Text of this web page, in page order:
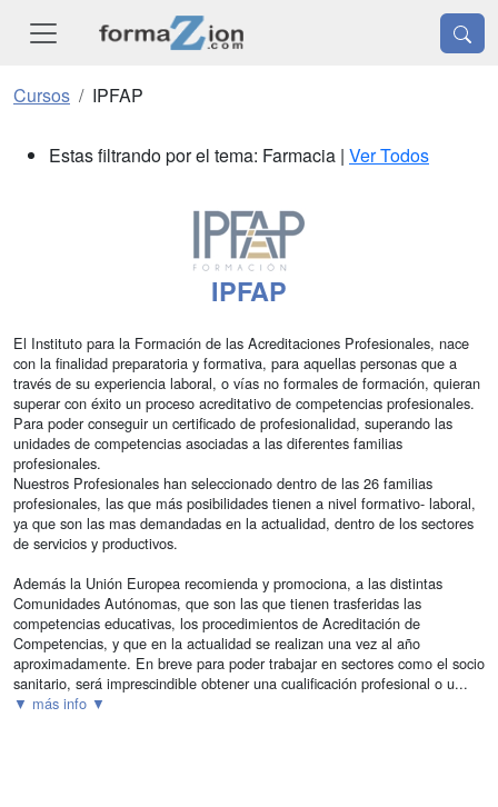
Cursos IPFAP
Estas filtrando por el tema: Farmacia | Ver Todos
IPFAP
El Instituto para la Formación de las Acreditaciones Profesionales, nace
con la finalidad preparatoria y formativa, para aquellas personas que a
través de su experiencia laboral, o vías no formales de formación, quieran
superar con éxito un proceso acreditativo de competencias profesionales.
Para poder conseguir un certificado de profesionalidad, superando las
unidades de competencias asociadas a las diferentes familias
profesionales.
Nuestros Profesionales han seleccionado dentro de las 26 familias
profesionales, las que más posibilidades tienen a nivel formativo- laboral,
ya que son las mas demandadas en la actualidad, dentro de los sectores
de servicios y productivos.
Además la Unión Europea recomienda y promociona, a las distintas
Comunidades Autónomas, que son las que tienen trasferidas las
competencias educativas, los procedimientos de Acreditación de
Competencias, y que en la actualidad se realizan una vez al año
aproximadamente. En breve para poder trabajar en sectores como el socio
sanitario, será imprescindible obtener una cualificación profesional o u...
▼ más info ▼